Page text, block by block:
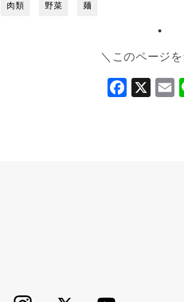
肉類 野菜 麺
＼このページ
X